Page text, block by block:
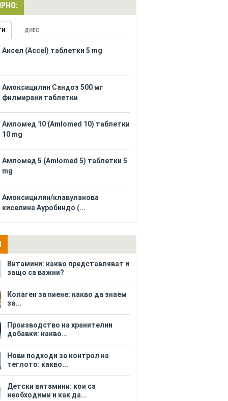
ДНЕС
Аксел (Accel) таблетки 5 mg
Амоксицилин Сандоз 500 мг
филмирани таблетки
Амломед 10 (Amlomed 10) таблетки
10 mg
Амломед 5 (Amlomed 5) таблетки 5
mg
Амоксицилин/клавуланова
киселина Ауробиндо (...
Витамини: какво представляват и
защо са важни?
Колаген за пиене: какво да знаем
за...
Производство на хранителни
добавки: какво...
Нови подходи за контрол на
теглото: какво...
Детски витамини: кои са
необходими и как да...